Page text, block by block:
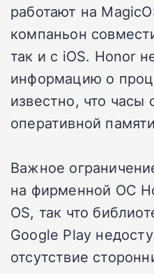
работают на
компаньон
так и с iOS. Honor
информацию о
известно, что
оперативной
Важное
на фирменной ОС
OS, так что
Google Play
отсутствие